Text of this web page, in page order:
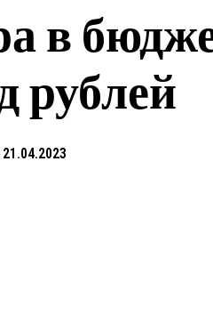
в
рублей
21.04.2023